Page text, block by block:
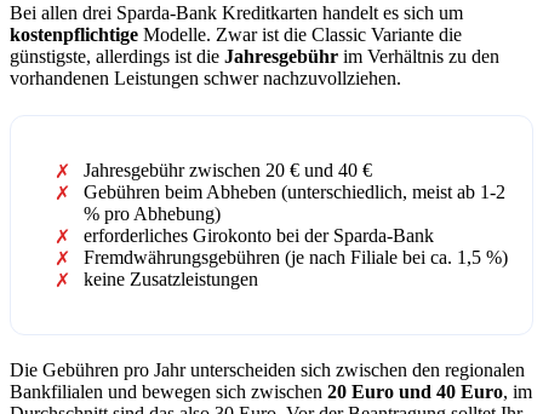
Bei allen drei Sparda-Bank Kreditkarten handelt es sich um
kostenpflichtige Modelle. Zwar ist die Classic Variante die
günstigste, allerdings ist die Jahresgebühr im Verhältnis zu den
vorhandenen Leistungen schwer nachzuvollziehen.
Jahresgebühr zwischen 20 € und 40 €
Gebühren beim Abheben (unterschiedlich, meist ab 1-2
% pro Abhebung)
erforderliches Girokonto bei der Sparda-Bank
Fremdwährungsgebühren (je nach Filiale bei ca. 1,5 %)
keine Zusatzleistungen
Die Gebühren pro Jahr unterscheiden sich zwischen den regionalen
Bankfilialen und bewegen sich zwischen 20 Euro und 40 Euro, im